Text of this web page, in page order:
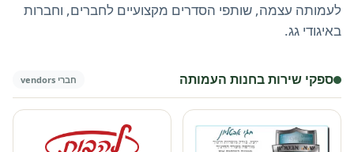
לעמותה עצמה, שותפי הסדרים מקצועיים לחברים, וחברות
באיגודי גג.
ספקי שירות בחנות העמותה חברי vendors